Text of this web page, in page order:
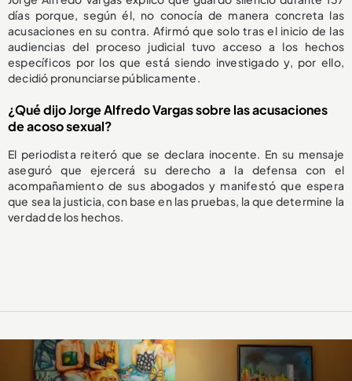
días porque, según él, no conocía de manera concreta las
acusaciones en su contra. Afirmó que solo tras el inicio de las
audiencias del proceso judicial tuvo acceso a los hechos
específicos por los que está siendo investigado y, por ello,
decidió pronunciarse públicamente.
¿Qué dijo Jorge Alfredo Vargas sobre las acusaciones
de acoso sexual?
El periodista reiteró que se declara inocente. En su mensaje
aseguró que ejercerá su derecho a la defensa con el
acompañamiento de sus abogados y manifestó que espera
que sea la justicia, con base en las pruebas, la que determine la
verdad de los hechos.